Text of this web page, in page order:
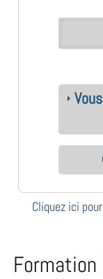
Cliquez ici